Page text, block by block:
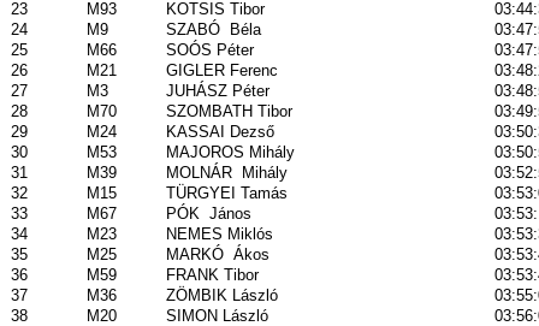
23
M93 KOTSIS Tibor
24
M9 SZABÓ Béla
25
M66 SOÓS Péter
26
M21 GIGLER Ferenc
27
M3 JUHÁSZ Péter
28
M70 SZOMBATH Tibor
29
M24 KASSAI Dezső
30
M53 MAJOROS Mihály
31
M39 MOLNÁR Mihály
32
M15 TÜRGYEI Tamás
33
M67 PÓK János
34
M23 NEMES Miklós
35
M25 MARKÓ Ákos
36
M59 FRANK Tibor
37
M36 ZÖMBIK László
38
M20 SIMON László